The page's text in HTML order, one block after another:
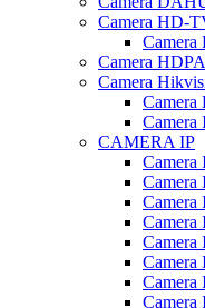
Camera HD-
Camera
Camera
Camera
CAMERA IP
Camera
Camera
Camera
Camera